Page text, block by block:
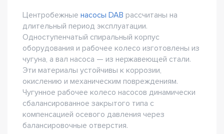
Центробежные насосы DAB рассчитаны на
длительный период эксплуатации.
Одноступенчатый спиральный корпус
оборудования и рабочее колесо изготовлены из
чугуна, а вал насоса — из нержавеющей стали.
Эти материалы устойчивы к коррозии,
окислению и механическим повреждениям.
Чугунное рабочее колесо насосов динамически
сбалансированное закрытого типа с
компенсацией осевого давления через
балансировочные отверстия.